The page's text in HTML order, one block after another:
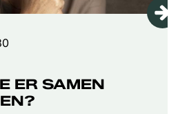
ER SAMEN